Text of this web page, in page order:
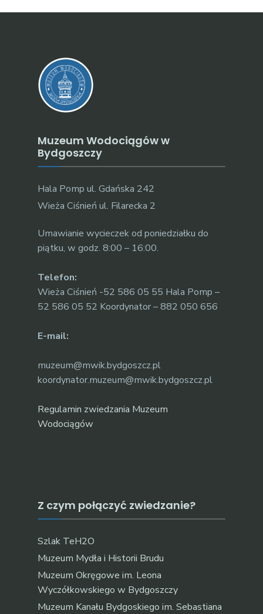
Muzeum Wodociągów w
Bydgoszczy
Hala Pomp ul. Gdańska 242
Wieża Ciśnień ul. Filarecka 2
Umawianie wycieczek od poniedziałku do
piątku, w godz. 8:00 – 16:00.
Telefon:
Wieża Ciśnień -52 586 05 55 Hala Pomp –
52 586 05 52 Koordynator – 882 050 656
E-mail:
muzeum@mwik.bydgoszcz.pl
koordynator.muzeum@mwik.bydgoszcz.pl
Regulamin zwiedzania Muzeum
Wodociągów
Z czym połączyć zwiedzanie?
Szlak TeH2O
Muzeum Mydła i Historii Brudu
Muzeum Okręgowe im. Leona
Wyczółkowskiego w Bydgoszczy
Muzeum Kanału Bydgoskiego im. Sebastiana